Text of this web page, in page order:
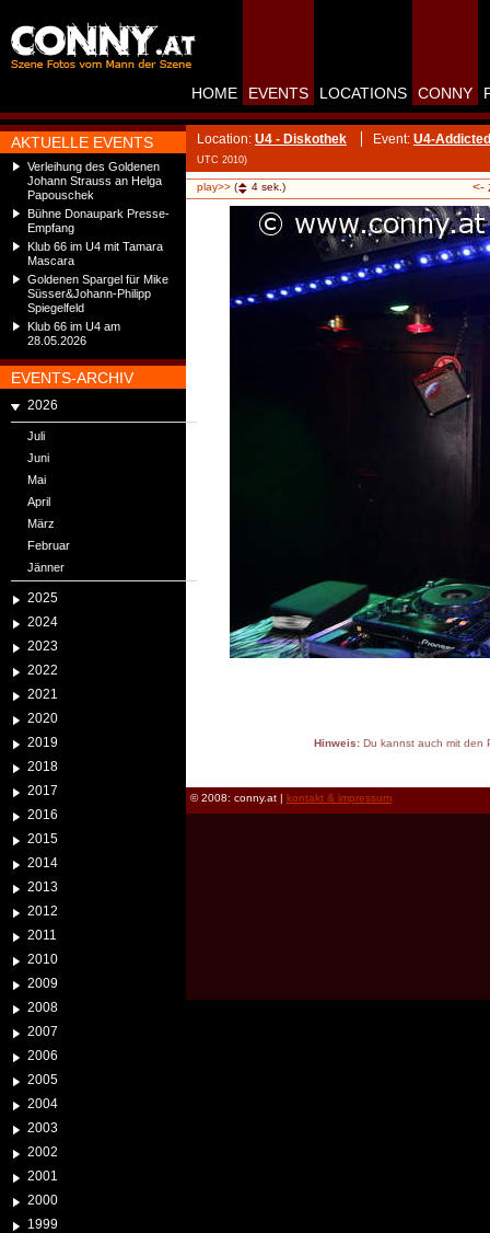
AKTUELLE EVENTS
Verleihung des Goldenen
Johann Strauss an Helga
Papouschek
Bühne Donaupark Presse-
Empfang
Klub 66 im U4 mit Tamara
Mascara
Goldenen Spargel für Mike
Süsser&Johann-Philipp
Spiegelfeld
Klub 66 im U4 am
28.05.2026
EVENTS-ARCHIV
2026
Juli
Juni
Mai
April
März
Februar
Jänner
2025
2024
2023
2022
2021
2020
2019
2018
2017
2016
2015
2014
2013
2012
2011
2010
2009
2008
2007
2006
2005
2004
2003
2002
2001
2000
1999
HOME EVENTS LOCATIONS CONNY
Location: U4 - Diskothek Event: U4-
UTC 2010)
play>> ( 4 sek.) <-
Hinweis:Du kannst auch mit den
© 2008: conny.at | kontakt & impressum